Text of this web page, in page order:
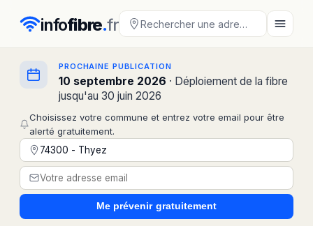
infofibre.fr
PROCHAINE PUBLICATION
10 septembre 2026 · Déploiement de la fibre
jusqu'au 30 juin 2026
Choisissez votre commune et entrez votre email pour être
alerté gratuitement.
Me prévenir gratuitement